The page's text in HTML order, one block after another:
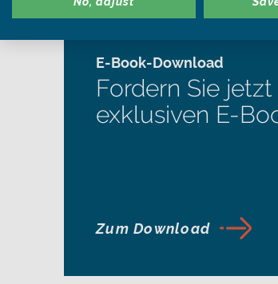
E-Book-Download
Fordern Sie
exklusiven E-
Zum Download